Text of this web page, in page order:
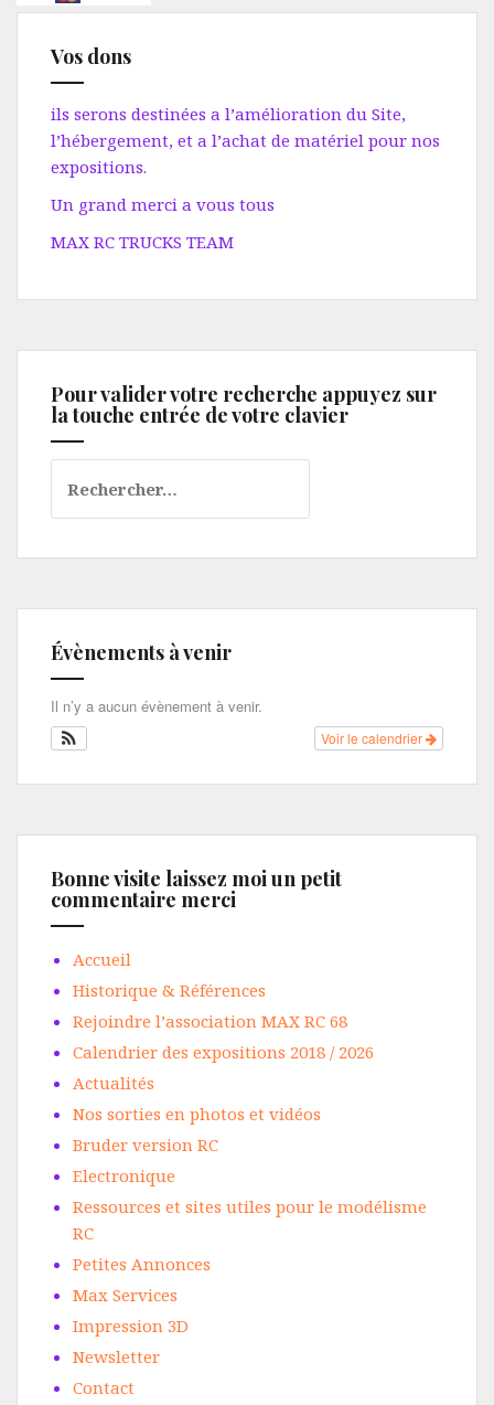
Vos dons
ils serons destinées a l’amélioration du Site,
l’hébergement, et a l’achat de matériel pour nos
expositions.
Un grand merci a vous tous
MAX RC TRUCKS TEAM
Pour valider votre recherche appuyez sur
la touche entrée de votre clavier
Évènements à venir
Il n’y a aucun évènement à venir.
Voir le calendrier
Bonne visite laissez moi un petit
commentaire merci
Accueil
Historique & Références
Rejoindre l’association MAX RC 68
Calendrier des expositions 2018 / 2026
Actualités
Nos sorties en photos et vidéos
Bruder version RC
Electronique
Ressources et sites utiles pour le modélisme
RC
Petites Annonces
Max Services
Impression 3D
Newsletter
Contact